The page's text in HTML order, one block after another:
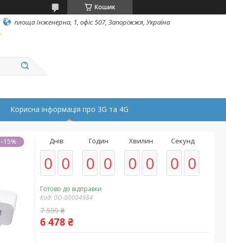
Кошик
площа Інженерна, 1, офіс 507, Запоріжжя, Україна
Корисна інформація про 3G та 4G
–15% Днів
0 0
Годин
0 0
Хвилин
0 0
Секунд
0 0
Готово до відправки
Код: 0О-00004984
7 599 ₴
6 478 ₴